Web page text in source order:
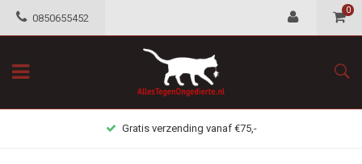
0850655452
0
Gratis verzending vanaf €75,-